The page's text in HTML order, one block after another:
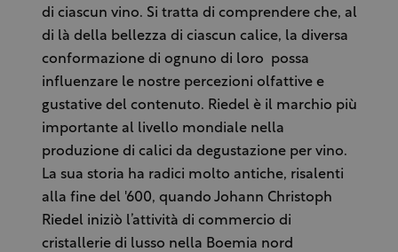
di ciascun vino. Si tratta di comprendere che, al
di là della bellezza di ciascun calice, la diversa
conformazione di ognuno di loro possa
influenzare le nostre percezioni olfattive e
gustative del contenuto. Riedel è il marchio più
importante al livello mondiale nella
produzione di calici da degustazione per vino.
La sua storia ha radici molto antiche, risalenti
alla fine del '600, quando Johann Christoph
Riedel iniziò l’attività di commercio di
cristallerie di lusso nella Boemia nord